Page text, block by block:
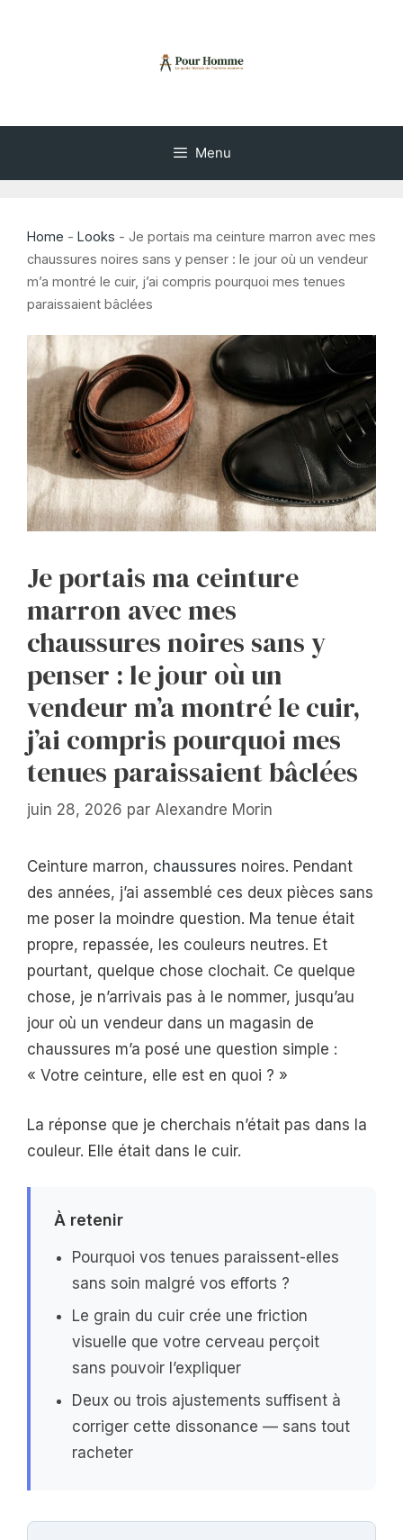
Menu
Home - Looks - Je portais ma ceinture marron avec mes
chaussures noires sans y penser : le jour où un vendeur
m’a montré le cuir, j’ai compris pourquoi mes tenues
paraissaient bâclées
Je portais ma ceinture
marron avec mes
chaussures noires sans y
penser : le jour où un
vendeur m’a montré le cuir,
j’ai compris pourquoi mes
tenues paraissaient bâclées
juin 28, 2026 par Alexandre Morin
Ceinture marron, chaussures noires. Pendant
des années, j’ai assemblé ces deux pièces sans
me poser la moindre question. Ma tenue était
propre, repassée, les couleurs neutres. Et
pourtant, quelque chose clochait. Ce quelque
chose, je n’arrivais pas à le nommer, jusqu’au
jour où un vendeur dans un magasin de
chaussures m’a posé une question simple :
« Votre ceinture, elle est en quoi ? »
La réponse que je cherchais n’était pas dans la
couleur. Elle était dans le cuir.
À retenir
Pourquoi vos tenues paraissent-elles
sans soin malgré vos efforts ?
Le grain du cuir crée une friction
visuelle que votre cerveau perçoit
sans pouvoir l’expliquer
Deux ou trois ajustements suffisent à
corriger cette dissonance — sans tout
racheter